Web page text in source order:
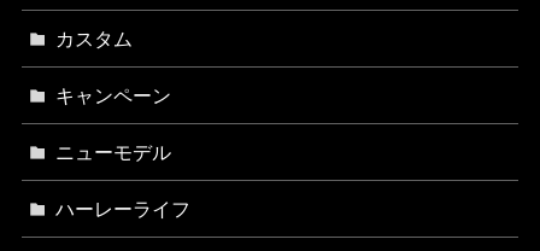
カスタム
キャンペーン
ニューモデル
ハーレーライフ